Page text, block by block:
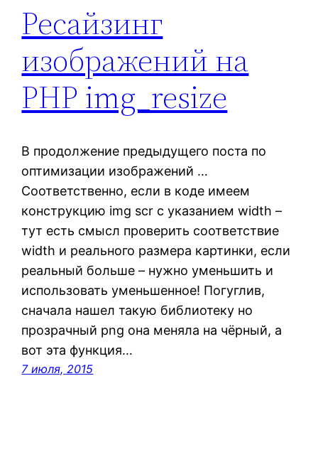
Ресайзинг
изображений на
PHP img_resize
В продолжение предыдущего поста по
оптимизации изображений …
Соответственно, если в коде имеем
конструкцию img scr с указанием width –
тут есть смысл проверить соответствие
width и реального размера картинки, если
реальный больше – нужно уменьшить и
использовать уменьшенное! Погуглив,
сначала нашел такую библиотеку но
прозрачный png она меняла на чёрный, а
вот эта функция…
7 июля, 2015